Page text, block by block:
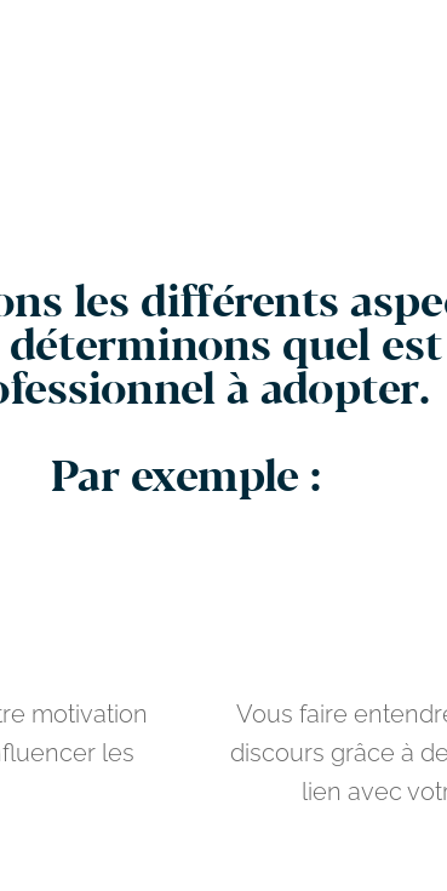
les différents
quel
à adopter.
Par exemple :
motivation
les
Vous faire
discours grâce à
lien avec